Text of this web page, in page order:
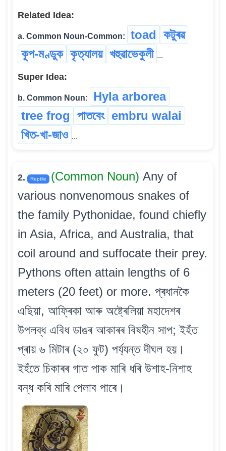
Related Idea:
a. Common Noun-Common: toad কটুৰৱ
কূপ-মণ্ডুক কৃত্যালয় খহুৱাভেকুলী ...
Super Idea:
b. Common Noun:
Hyla arborea
tree frog পাতবেং embru walai
খিত-খা-জাও ...
2. Reptile (Common Noun) Any of
various nonvenomous snakes of
the family Pythonidae, found chiefly
in Asia, Africa, and Australia, that
coil around and suffocate their prey.
Pythons often attain lengths of 6
meters (20 feet) or more. প্ৰধানকৈ
এছিয়া, আফ্ৰিকা আৰু অষ্ট্ৰেলিয়া মহাদেশৰ
উপলব্ধ এবিধ ডাঙৰ আকাৰৰ বিষহীন সাপ; ইহঁত
প্ৰায় ৬ মিটাৰ (২০ ফুট) পৰ্য্যন্ত দীঘল হয়।
ইহঁতে চিকাৰৰ গাত পাক মাৰি ধৰি উশাহ-নিশাহ
বন্ধ কৰি মাৰি পেলাব পাৰে।